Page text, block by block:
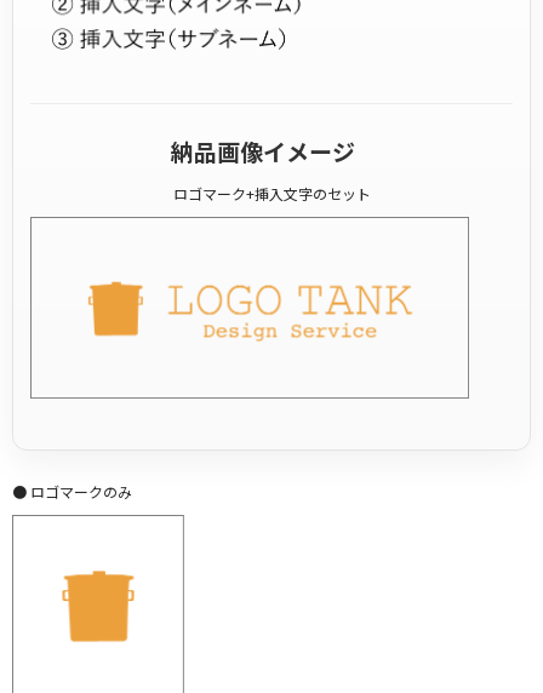
納品画像イメージ
ロゴマーク+挿入文字のセット
● ロゴマークのみ